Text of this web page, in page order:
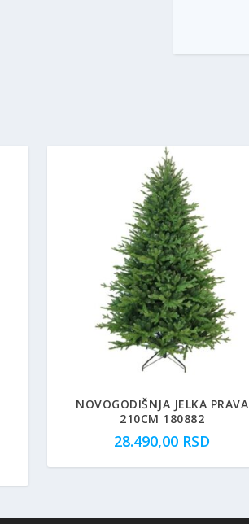
NOVOGODIŠNJA JELKA PRAVA
210CM 180882
28.490,00 RSD